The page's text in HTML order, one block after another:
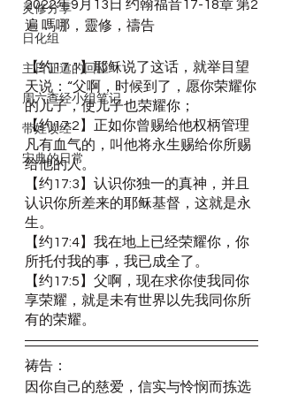
灵修分享
日化组
主日证道的回应
周六查经小组笔记
带娃读经
宋典的日常
2022年9月13日 约翰福音17-18章 第2
遍 嗎哪，靈修，禱告
【约17:1】耶稣说了这话，就举目望
天说：“父啊，时候到了，愿你荣耀你
的儿子，使儿子也荣耀你；
【约17:2】正如你曾赐给他权柄管理
凡有血气的，叫他将永生赐给你所赐
给他的人。
【约17:3】认识你独一的真神，并且
认识你所差来的耶稣基督，这就是永
生。
【约17:4】我在地上已经荣耀你，你
所托付我的事，我已成全了。
【约17:5】父啊，现在求你使我同你
享荣耀，就是未有世界以先我同你所
有的荣耀。
祷告：
因你自己的慈爱，信实与怜悯而拣选